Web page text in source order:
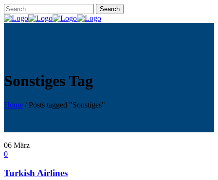
Sonstiges Tag
Home /Posts tagged "Sonstiges"
06 März
0
Turkish Airlines